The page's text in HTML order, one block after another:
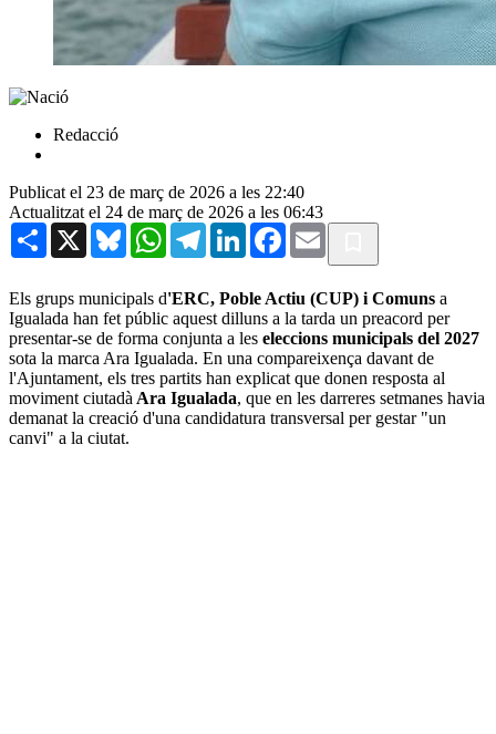
Redacció
Publicat el 23 de març de 2026 a les 22:40
Actualitzat el 24 de març de 2026 a les 06:43
Share X BlueskyWhatsAppTelegramLinkedInFacebook
Email
Els grups municipals d'ERC, Poble Actiu (CUP) i Comuns a
Igualada han fet públic aquest dilluns a la tarda un preacord per
presentar-se de forma conjunta a les eleccions municipals del 2027
sota la marca Ara Igualada. En una compareixença davant de
l'Ajuntament, els tres partits han explicat que donen resposta al
moviment ciutadà Ara Igualada, que en les darreres setmanes havia
demanat la creació d'una candidatura transversal per gestar "un
canvi" a la ciutat.